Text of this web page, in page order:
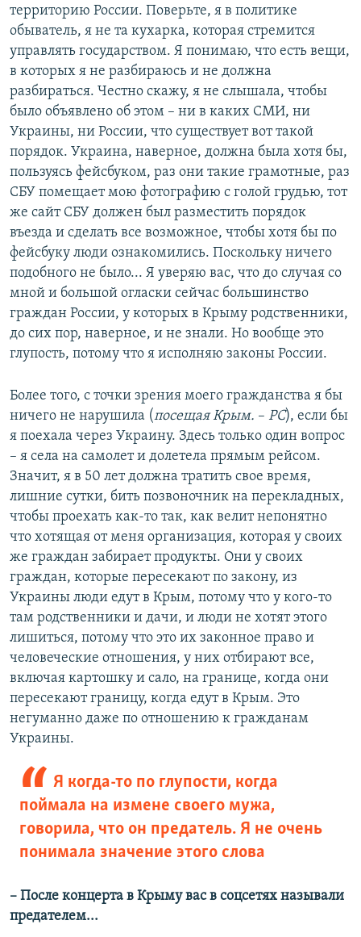
территорию России. Поверьте, я в политике
обыватель, я не та кухарка, которая стремится
управлять государством. Я понимаю, что есть вещи,
в которых я не разбираюсь и не должна
разбираться. Честно скажу, я не слышала, чтобы
было объявлено об этом – ни в каких СМИ, ни
Украины, ни России, что существует вот такой
порядок. Украина, наверное, должна была хотя бы,
пользуясь фейсбуком, раз они такие грамотные, раз
СБУ помещает мою фотографию с голой грудью, тот
же сайт СБУ должен был разместить порядок
въезда и сделать все возможное, чтобы хотя бы по
фейсбуку люди ознакомились. Поскольку ничего
подобного не было... Я уверяю вас, что до случая со
мной и большой огласки сейчас большинство
граждан России, у которых в Крыму родственники,
до сих пор, наверное, и не знали. Но вообще это
глупость, потому что я исполняю законы России.
Более того, с точки зрения моего гражданства я бы
ничего не нарушила (посещая Крым. – ​ РС), если бы
я поехала через Украину. Здесь только один вопрос
– я села на самолет и долетела прямым рейсом.
Значит, я в 50 лет должна тратить свое время,
лишние сутки, бить позвоночник на перекладных,
чтобы проехать как-то так, как велит непонятно
что хотящая от меня организация, которая у своих
же граждан забирает продукты. Они у своих
граждан, которые пересекают по закону, из
Украины люди едут в Крым, потому что у кого-то
там родственники и дачи, и люди не хотят этого
лишиться, потому что это их законное право и
человеческие отношения, у них отбирают все,
включая картошку и сало, на границе, когда они
пересекают границу, когда едут в Крым. Это
негуманно даже по отношению к гражданам
Украины.
Я когда-то по глупости, когда
поймала на измене своего мужа,
говорила, что он предатель. Я не очень
понимала значение этого слова
– После концерта в Крыму вас в соцсетях называли
предателем...